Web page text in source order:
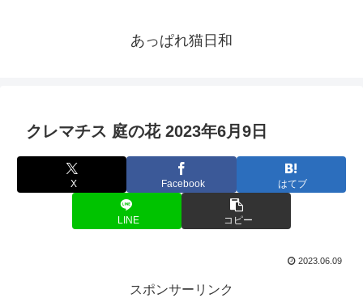
あっぱれ猫日和
クレマチス 庭の花 2023年6月9日
X Facebook はてブ
LINE コピー
2023.06.09
スポンサーリンク